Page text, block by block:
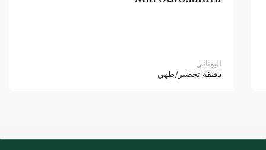
اليوناني
دقيقة تحضير/طهي